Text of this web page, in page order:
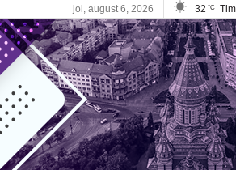
joi, august 6, 2026 32 °C